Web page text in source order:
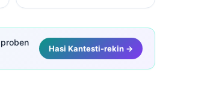
Hasi Kantesti-rekin →